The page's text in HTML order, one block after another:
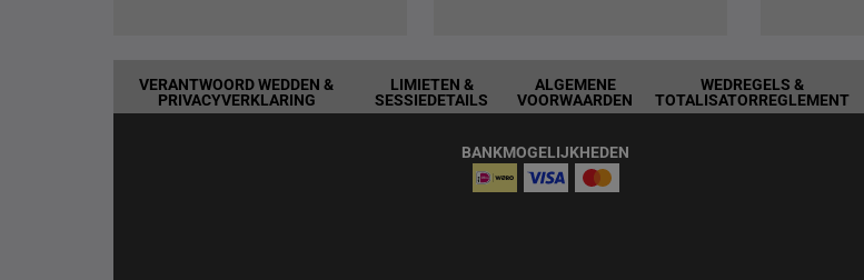
VERANTWOORD WEDDEN &
PRIVACYVERKLARING
LIMIETEN &
SESSIEDETAILS
ALGEMENE
VOORWAARDEN
WEDREGELS &
TOTALISATORREGLEMENT
BANKMOGELIJKHEDEN